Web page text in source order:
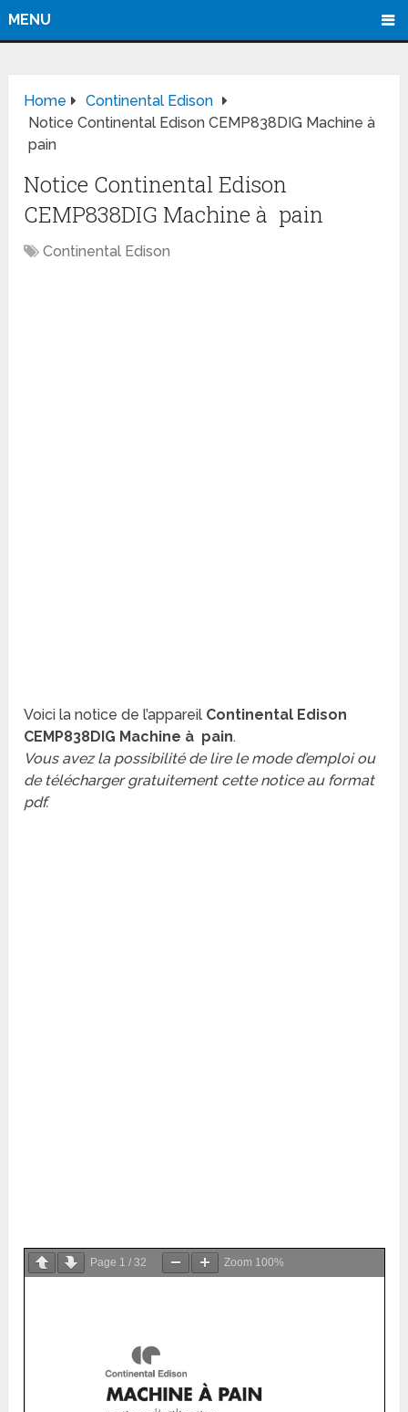
MENU
Home
Continental Edison
Notice Continental Edison CEMP838DIG Machine à
pain
Notice Continental Edison
CEMP838DIG Machine à pain
Continental Edison
Voici la notice de l’appareil Continental Edison
CEMP838DIG Machine à pain.
Vous avez la possibilité de lire le mode d’emploi ou
de télécharger gratuitement cette notice au format
pdf.
Page 1 /32 Zoom 100%